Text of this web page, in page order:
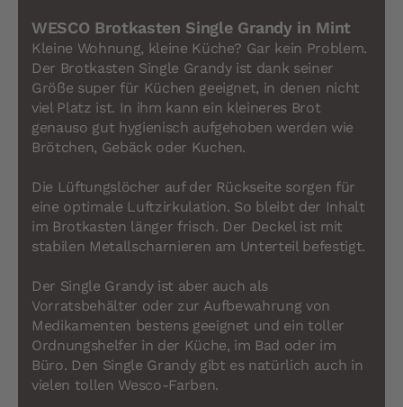
WESCO Brotkasten Single Grandy in Mint
Kleine Wohnung, kleine Küche? Gar kein Problem.
Der Brotkasten Single Grandy ist dank seiner
Größe super für Küchen geeignet, in denen nicht
viel Platz ist. In ihm kann ein kleineres Brot
genauso gut hygienisch aufgehoben werden wie
Brötchen, Gebäck oder Kuchen.
Die Lüftungslöcher auf der Rückseite sorgen für
eine optimale Luftzirkulation. So bleibt der Inhalt
im Brotkasten länger frisch. Der Deckel ist mit
stabilen Metallscharnieren am Unterteil befestigt.
Der Single Grandy ist aber auch als
Vorratsbehälter oder zur Aufbewahrung von
Medikamenten bestens geeignet und ein toller
Ordnungshelfer in der Küche, im Bad oder im
Büro. Den Single Grandy gibt es natürlich auch in
vielen tollen Wesco-Farben.